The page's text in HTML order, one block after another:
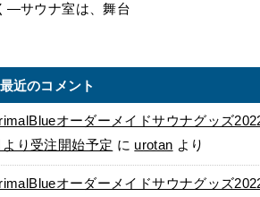
―サウナ室は、舞台
最近のコメント
オーダーメイドサウナグッズ
より受注開始予定 に urotan より
オーダーメイドサウナグッズ